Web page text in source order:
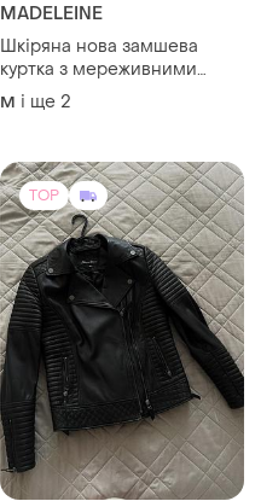
MADELEINE
Шкіряна нова замшева
куртка з мереживними
вставками. розмір 48-50
M і ще 2
TOP